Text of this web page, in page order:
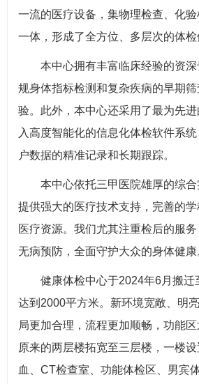
一流的医疗设备，集物理检查、化
一体，形成了全方位、多层次的体检
本中心拥有丰富临床经验的资深
规身体指标检测和复杂疾病的早期
验。此外，本中心还采用了最为先进
入高度智能化的信息化体检软件系
户数据的精准记录和长期跟踪。
本中心依托三甲医院雄厚的综合
提供强大的医疗技术支持，完善的
医疗资源。我们尤其注重检后的服务
无病预防，全面守护大众的身体健康
健康体检中心于2024年6月搬迁
达到2000平方米。新环境宽敞、明
局更加合理，流程更加顺畅，功能
原来的两层楼拓宽至三层楼，一楼
血、CT检查室、功能体检区、男宾